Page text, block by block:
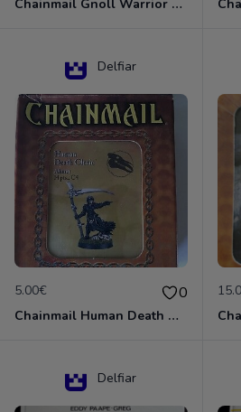
Chainmail Gnoll Warrior Dungeons & Dragons
Delfiar
5.00€ 0
Chainmail Human Death Cleric
Delfiar